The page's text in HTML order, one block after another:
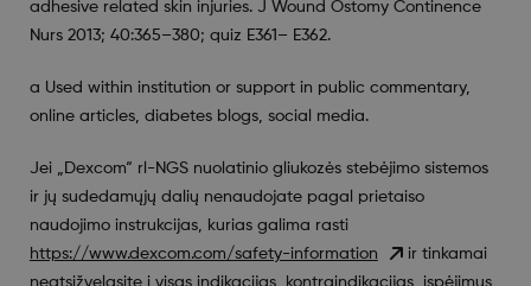
adhesive related skin injuries. J Wound Ostomy Continence
Nurs 2013; 40:365–380; quiz E361– E362.
a Used within institution or support in public commentary,
online articles, diabetes blogs, social media.
Jei „Dexcom“ rl-NGS nuolatinio gliukozės stebėjimo sistemos
ir jų sudedamųjų dalių nenaudojate pagal prietaiso
naudojimo instrukcijas, kurias galima rasti
https://www.dexcom.com/safety-information
ir tinkamai
neatsižvelgsite į visas indikacijas, kontraindikacijas, įspėjimus,